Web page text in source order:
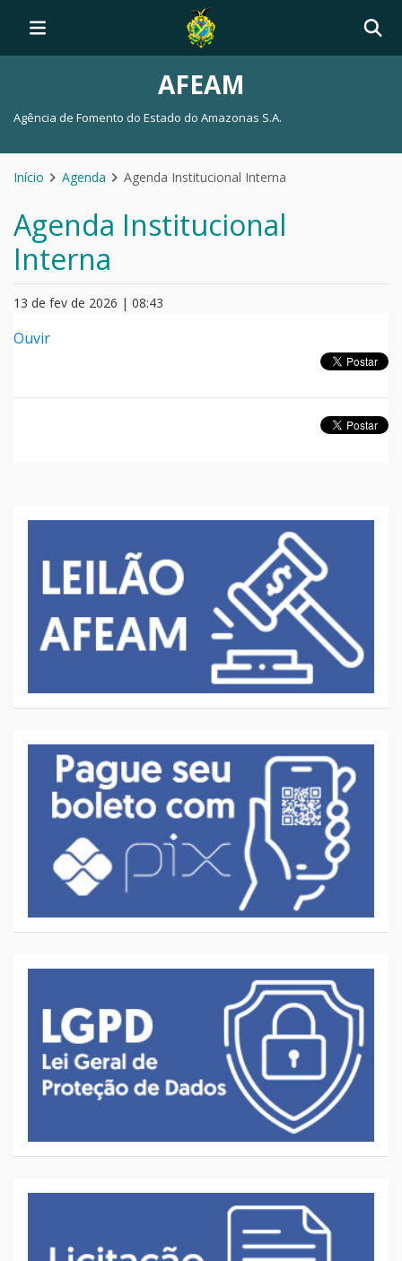
AFEAM
Agência de Fomento do Estado do Amazonas S.A.
Início Agenda Agenda Institucional Interna
Agenda Institucional
Interna
13 de fev de 2026 | 08:43
Ouvir